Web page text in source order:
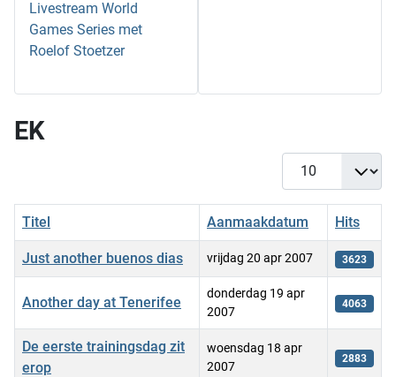
Livestream World
Games Series met
Roelof Stoetzer
EK
Toon #
Titel Aanmaakdatum Hits
Just another buenos dias vrijdag 20 apr 2007 3623
Another day at Tenerifee
donderdag 19 apr
2007
4063
De eerste trainingsdag zit
erop
woensdag 18 apr
2007
2883